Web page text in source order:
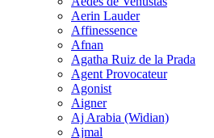
Aerin Lauder
Affinessence
Afnan
Agatha Ruiz de la Prada
Agent Provocateur
Agonist
Aigner
Aj Arabia (Widian)
Ajmal